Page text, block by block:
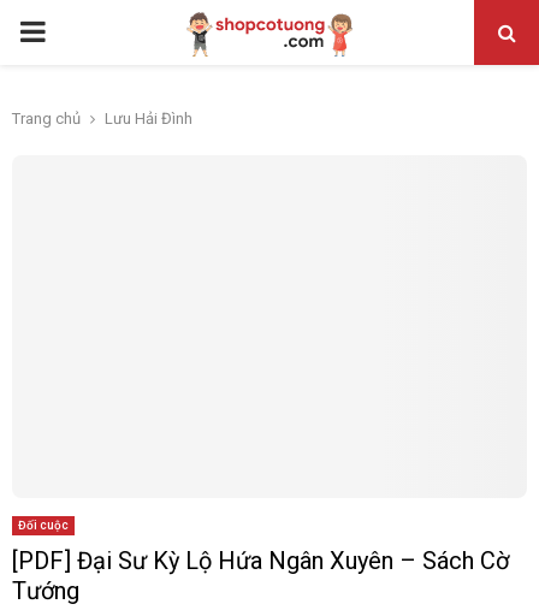
PRIMARY
Trang chủ Lưu Hải Đình
Đối cuộc
[PDF] Đại Sư Kỳ Lộ Hứa Ngân Xuyên – Sách Cờ
Tướng